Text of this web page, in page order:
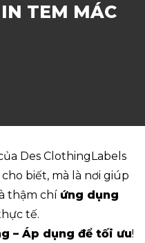
TEM MÁC
Des ClothingLabels
biết, mà là nơi giúp
thậm chí ứng dụng
tế.
– Áp dụng để tối ưu!